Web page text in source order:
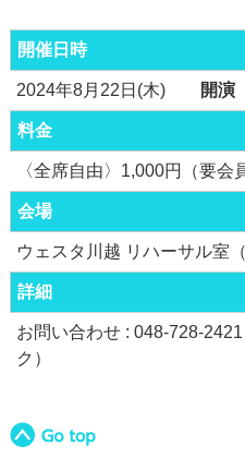
開催日時
2024年8月22日(木) 開演
料金
〈全席自由〉1,000円（要会
会場
ウェスタ川越 リハーサル室
詳細
お問い合わせ : 048-728-
ク）